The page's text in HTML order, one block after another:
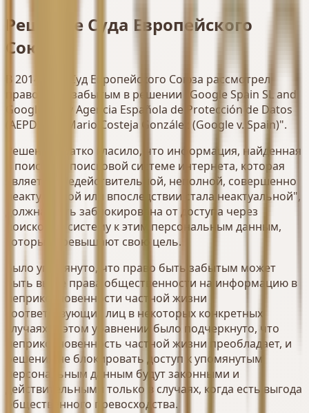
Решение Суда Европейского
Союза
В 2014 году Суд Европейского Союза рассмотрел
право быть забытым в решении "Google Spain SL and
Google Inc. v Agencia Española de Protección de Datos
(AEPD) and Mario Costeja González (Google v. Spain)".
Решение кратко гласило, что информация, найденная
в поисках в поисковой системе интернета, которая
является "недействительной, неполной, совершенно
неактуальной или впоследствии стала неактуальной",
должна быть заблокирована от доступа через
поисковую систему к этим персональным данным,
которые превышают свою цель.
Было упомянуто, что право быть забытым может
быть выше права общественности на информацию в
неприкосновенности частной жизни
соответствующих лиц в некоторых конкретных
случаях. В этом уравнении было подчеркнуто, что
неприкосновенность частной жизни преобладает, и
решения не блокировать доступ к упомянутым
персональным данным будут законными и
действительными только в случаях, когда есть выгода
общественного превосходства.